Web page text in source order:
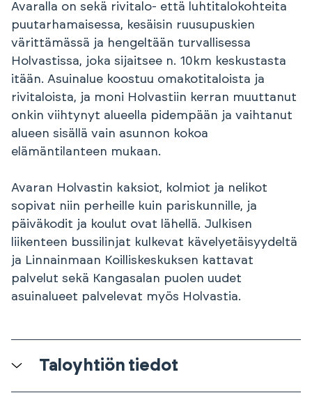
Avaralla on sekä rivitalo- että luhtitalokohteita
puutarhamaisessa, kesäisin ruusupuskien
värittämässä ja hengeltään turvallisessa
Holvastissa, joka sijaitsee n. 10km keskustasta
itään. Asuinalue koostuu omakotitaloista ja
rivitaloista, ja moni Holvastiin kerran muuttanut
onkin viihtynyt alueella pidempään ja vaihtanut
alueen sisällä vain asunnon kokoa
elämäntilanteen mukaan.
Avaran Holvastin kaksiot, kolmiot ja nelikot
sopivat niin perheille kuin pariskunnille, ja
päiväkodit ja koulut ovat lähellä. Julkisen
liikenteen bussilinjat kulkevat kävelyetäisyydeltä
ja Linnainmaan Koilliskeskuksen kattavat
palvelut sekä Kangasalan puolen uudet
asuinalueet palvelevat myös Holvastia.
Taloyhtiön tiedot